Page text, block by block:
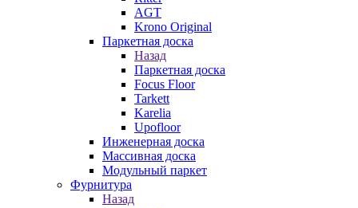
AGT
Krono Original
Паркетная доска
Назад
Паркетная доска
Focus Floor
Tarkett
Karelia
Upofloor
Инженерная доска
Массивная доска
Модульный паркет
Фурнитура
Назад